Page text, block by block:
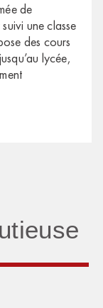
de
une classe
des cours
lycée,